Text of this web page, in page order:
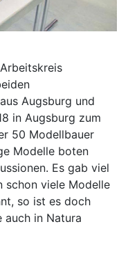
Augsburg und
in Augsburg zum
50 Modellbauer
Modelle boten
Es gab viel
schon viele Modelle
so ist es doch
auch in Natura